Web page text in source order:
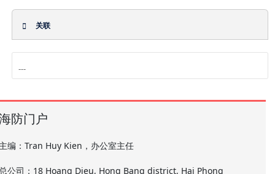
关联
防门户
编：Tran Huy Kien，办公室主任
公司：18 Hoang Dieu, Hong Bang district, Hai Phong